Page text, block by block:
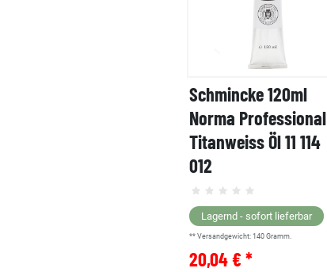
Schmincke 120ml
Norma Professional
Titanweiss Öl 11 114
012
Lagernd - sofort lieferbar
** Versandgewicht: 140 Gramm.
20,04 € *